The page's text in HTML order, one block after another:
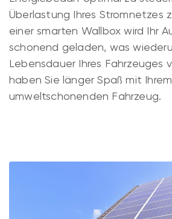
Überlastung Ihres Stromnetzes
einer smarten Wallbox wird Ihr
schonend geladen, was
Lebensdauer Ihres Fahrzeuges
haben Sie länger Spaß mit Ihrem
umweltschonenden Fahrzeug.